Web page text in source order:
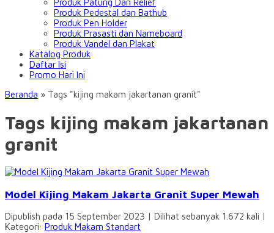
Produk Patung Dan Relief
Produk Pedestal dan Bathub
Produk Pen Holder
Produk Prasasti dan Nameboard
Produk Vandel dan Plakat
Katalog Produk
Daftar Isi
Promo Hari Ini
Beranda » Tags "kijing makam jakartanan granit"
Tags kijing makam jakartanan
granit
Model Kijing Makam Jakarta Granit Super Mewah
Dipublish pada 15 September 2023 | Dilihat sebanyak 1.672 kali |
Kategori: Produk Makam Standart